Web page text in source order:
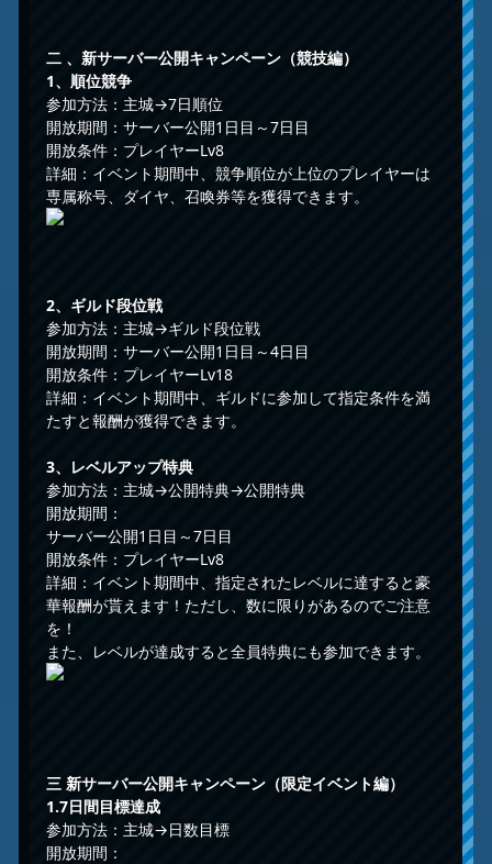
二 、新サーバー公開キャンペーン （競技編）
1、順位競争
参加方法：主城→7日順位
開放期間：サーバー公開1日目～7日目
開放条件：プレイヤーLv8
詳細：イベント期間中、競争順位が上位のプレイヤーは
専属称号、ダイヤ、召喚券等を獲得できます。
2、ギルド段位戦
参加方法：主城→ギルド段位戦
開放期間：サーバー公開1日目～4日目
開放条件：プレイヤーLv18
詳細：イベント期間中、ギルドに参加して指定条件を満
たすと報酬が獲得できます。
3、 レベルアップ特典
参加方法：主城→公開特典→公開特典
開放期間：
サーバー公開1日目～7日目
開放条件：プレイヤーLv8
詳細：イベント期間中、指定されたレベルに達すると豪
華報酬が貰えます！ただし、数に限りがあるのでご注意
を！
また、レベルが達成すると全員特典にも参加できます。
三 新サーバー公開キャンペーン （限定イベント編）
1.7日間目標達成
参加方法：主城→日数目標
開放期間：